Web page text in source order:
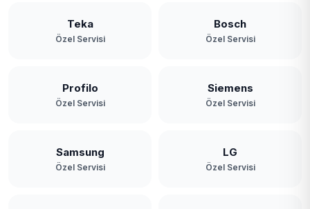
Teka
Özel Servisi
Bosch
Özel Servisi
Profilo
Özel Servisi
Siemens
Özel Servisi
Samsung
Özel Servisi
LG
Özel Servisi